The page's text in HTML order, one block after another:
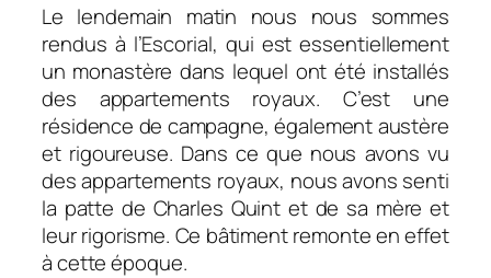
Le lendemain matin nous nous sommes
rendus à l’Escorial, qui est essentiellement
un monastère dans lequel ont été installés
des appartements royaux. C’est une
résidence de campagne, également austère
et rigoureuse. Dans ce que nous avons vu
des appartements royaux, nous avons senti
la patte de Charles Quint et de sa mère et
leur rigorisme. Ce bâtiment remonte en effet
à cette époque.